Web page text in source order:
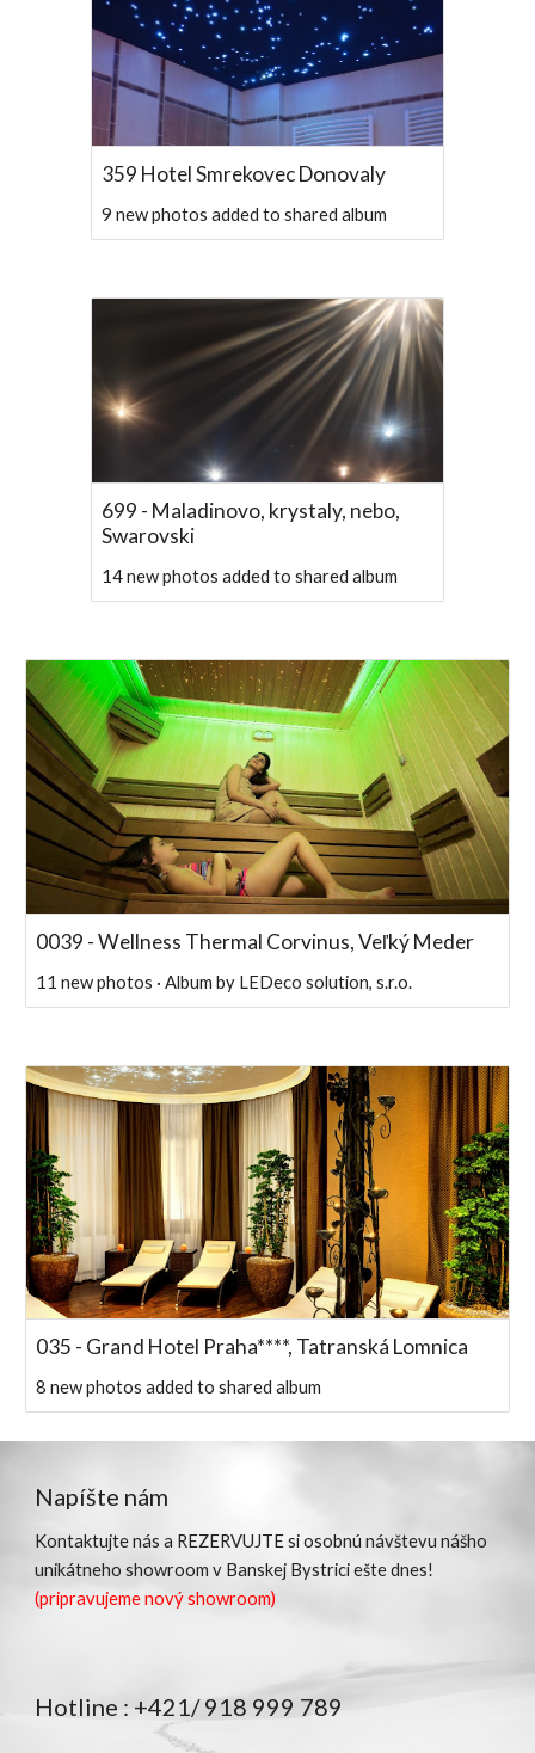
359 Hotel Smrekovec Donovaly
9 new photos added to shared album
699 - Maladinovo, krystaly, nebo,
Swarovski
14 new photos added to shared album
0039 - Wellness Thermal Corvinus, Veľký Meder
11 new photos · Album by LEDeco solution, s.r.o.
035 - Grand Hotel Praha****, Tatranská Lomnica
8 new photos added to shared album
Napíšte nám
Kontaktujte nás a REZERVUJTEsi osobnú návštevu nášho
unikátneho showroom v Banskej Bystrici ešte dnes!
(pripravujeme nový showroom)
Hotline : +421/ 918 999 789